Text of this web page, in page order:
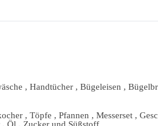
, Handtücher , Bügeleisen ,
, Töpfe , Pfannen , Messerset ,